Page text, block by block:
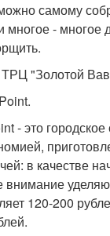
самому
многое - многое
"Золотой
- это
в качестве
внимание
120-200